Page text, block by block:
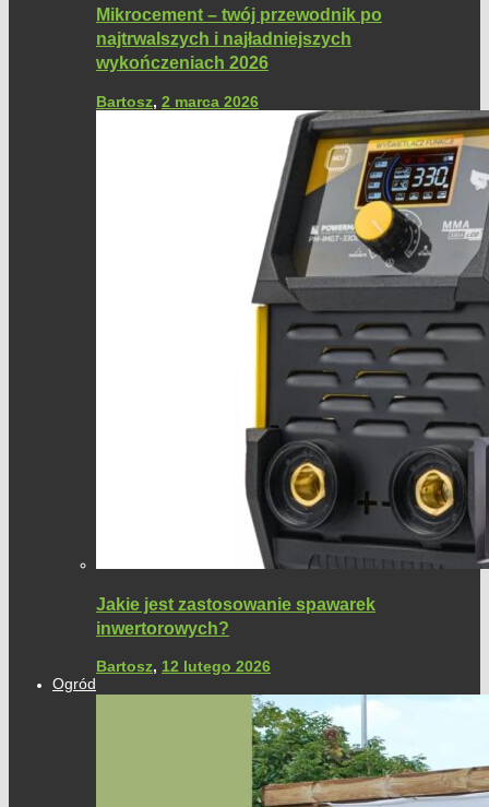
Mikrocement – twój przewodnik po
najtrwalszych i najładniejszych
wykończeniach 2026
Bartosz, 2 marca 2026
Jakie jest zastosowanie spawarek
inwertorowych?
Bartosz, 12 lutego 2026
Ogród